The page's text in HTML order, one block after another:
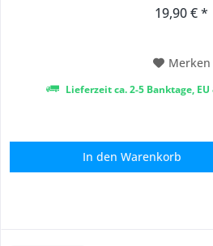
verträumte, atmosphärische19,90 € *
Merken
Lieferzeit ca. 2-5 Banktage,
In den Warenkorb